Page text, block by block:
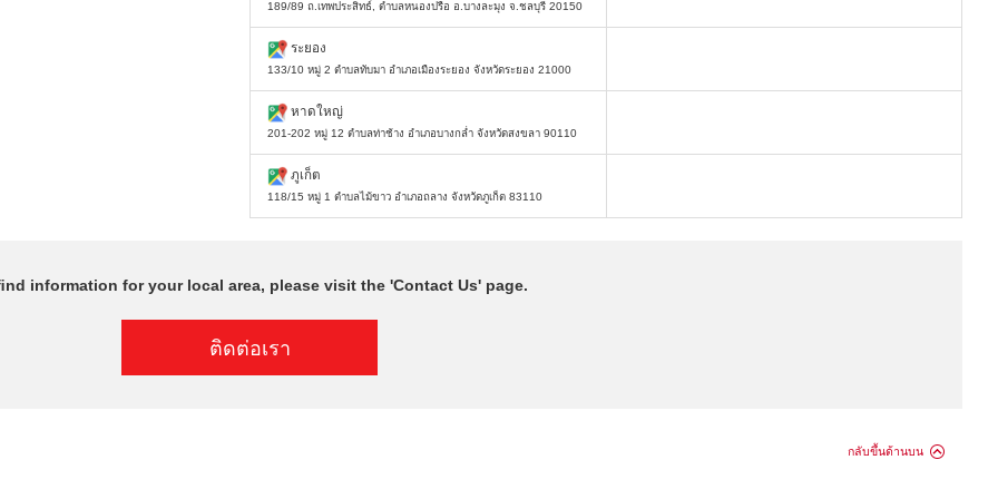
189/89 ถ.เทพประสิทธ์, ตำบลหนองปรือ อ.บางละมุง จ.ชลบุรี 20150
ระยอง
133/10 หมู่ 2 ตำบลทับมา อำเภอเมืองระยอง จังหวัดระยอง 21000
หาดใหญ่
201-202 หมู่ 12 ตำบลท่าช้าง อำเภอบางกล่ำ จังหวัดสงขลา 90110
ภูเก็ต
118/15 หมู่ 1 ตำบลไม้ขาว อำเภอถลาง จังหวัดภูเก็ต 83110
information for your local area, please visit the 'Contact Us' page.
ติดต่อเรา
กลับขึ้นด้านบน